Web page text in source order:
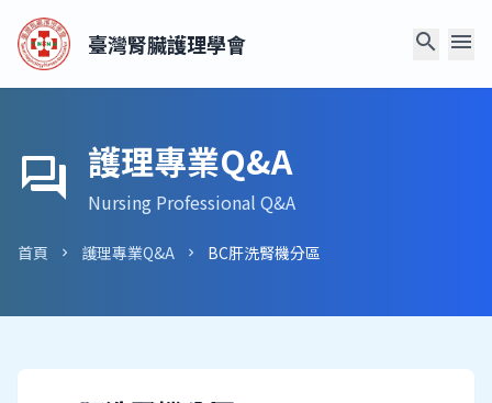
臺灣腎臟護理學會 search menu
forum 護理專業Q&A
Nursing Professional Q&A
首頁 chevron_right 護理專業Q&A chevron_right BC肝洗腎機分區